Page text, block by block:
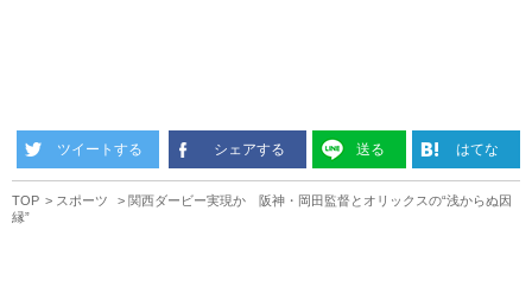
ツイートする シェアする 送る はてな
TOP スポーツ
関西ダービー実現か 阪神・岡田監督とオリックスの“浅からぬ因
縁”